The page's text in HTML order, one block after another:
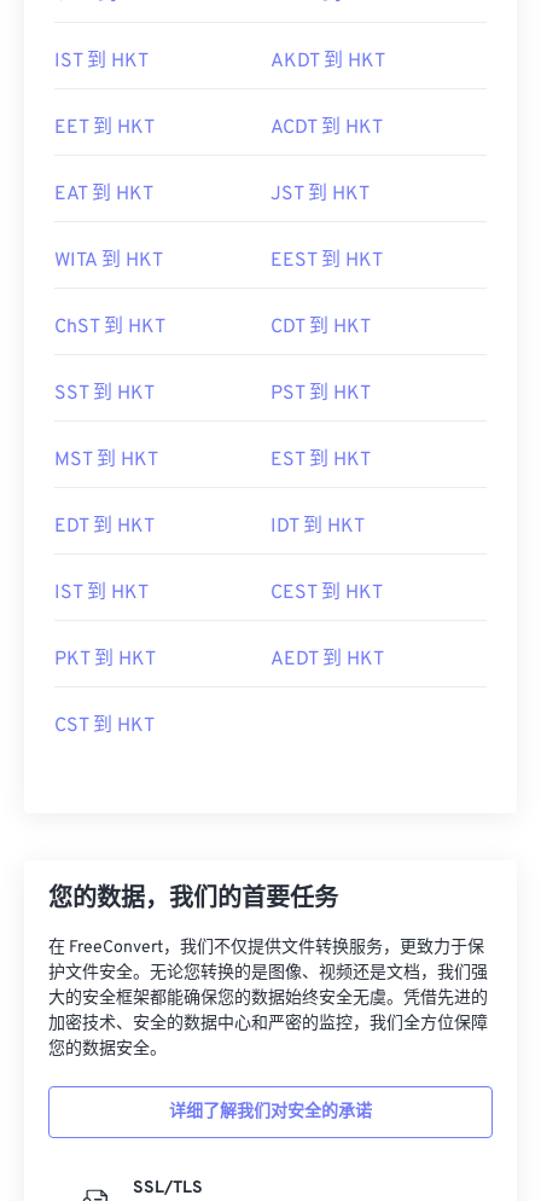
IST 到 HKT AKDT 到 HKT
EET 到 HKT ACDT 到 HKT
EAT 到 HKT JST 到 HKT
WITA 到 HKT EEST 到 HKT
ChST 到 HKT CDT 到 HKT
SST 到 HKT PST 到 HKT
MST 到 HKT EST 到 HKT
EDT 到 HKT IDT 到 HKT
IST 到 HKT CEST 到 HKT
PKT 到 HKT AEDT 到 HKT
CST 到 HKT
您的数据，我们的首要任务
在 FreeConvert，我们不仅提供文件转换服务，更致力于保
护文件安全。无论您转换的是图像、视频还是文档，我们强
大的安全框架都能确保您的数据始终安全无虞。凭借先进的
加密技术、安全的数据中心和严密的监控，我们全方位保障
您的数据安全。
详细了解我们对安全的承诺
SSL/TLS